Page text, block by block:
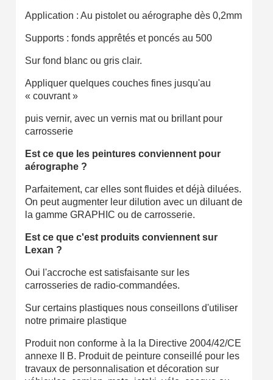
Application : Au pistolet ou aérographe dès 0,2mm
Supports : fonds apprêtés et poncés au 500
Sur fond blanc ou gris clair.
Appliquer quelques couches fines jusqu'au
« couvrant »
puis vernir, avec un vernis mat ou brillant pour
carrosserie
Est ce que les peintures conviennent pour
aérographe ?
Parfaitement, car elles sont fluides et déjà diluées.
On peut augmenter leur dilution avec un diluant de
la gamme GRAPHIC ou de carrosserie.
Est ce que c'est produits conviennent sur
Lexan ?
Oui l'accroche est satisfaisante sur les
carrosseries de radio-commandées.
Sur certains plastiques nous conseillons d'utiliser
notre primaire plastique
Produit non conforme à la la Directive 2004/42/CE
annexe II B. Produit de peinture conseillé pour les
travaux de personnalisation et décoration sur